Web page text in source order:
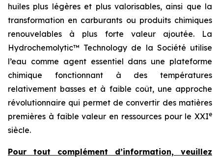
huiles plus légères et plus valorisables, ainsi que la
transformation en carburants ou produits chimiques
renouvelables à plus forte valeur ajoutée. La
Hydrochemolytic™ Technology de la Société utilise
l’eau comme agent essentiel dans une plateforme
chimique fonctionnant à des températures
relativement basses et à faible coût, une approche
révolutionnaire qui permet de convertir des matières
premières à faible valeur en ressources pour le XXIe
siècle.
Pour tout complément d’information, veuillez